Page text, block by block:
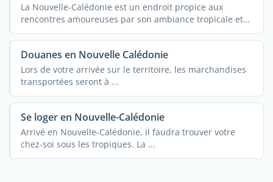
La Nouvelle-Calédonie est un endroit propice aux
rencontres amoureuses par son ambiance tropicale et
ses ...
Douanes en Nouvelle Calédonie
Lors de votre arrivée sur le territoire, les marchandises
transportées seront à ...
Se loger en Nouvelle-Calédonie
Arrivé en Nouvelle-Calédonie, il faudra trouver votre
chez-soi sous les tropiques. La ...